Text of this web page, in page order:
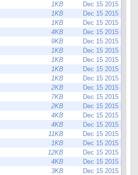
1KB
Dec 15 2015
1KB
Dec 15 2015
1KB
Dec 15 2015
4KB
Dec 15 2015
9KB
Dec 15 2015
1KB
Dec 15 2015
1KB
Dec 15 2015
1KB
Dec 15 2015
1KB
Dec 15 2015
2KB
Dec 15 2015
7KB
Dec 15 2015
2KB
Dec 15 2015
4KB
Dec 15 2015
4KB
Dec 15 2015
11KB
Dec 15 2015
1KB
Dec 15 2015
12KB
Dec 15 2015
4KB
Dec 15 2015
3KB
Dec 15 2015